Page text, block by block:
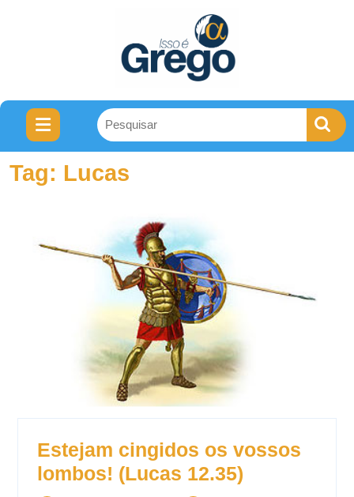
Tag: Lucas
Estejam cingidos os vossos
lombos! (Lucas 12.35)